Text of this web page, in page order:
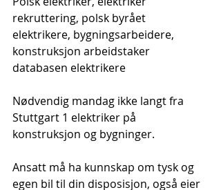
rekruttering, polsk byrået
elektrikere, bygningsarbeidere,
konstruksjon arbeidstaker
databasen elektrikere
Nødvendig mandag ikke langt fra
Stuttgart 1 elektriker på
konstruksjon og bygninger.
Ansatt må ha kunnskap om tysk og
egen bil til din disposisjon, også eier